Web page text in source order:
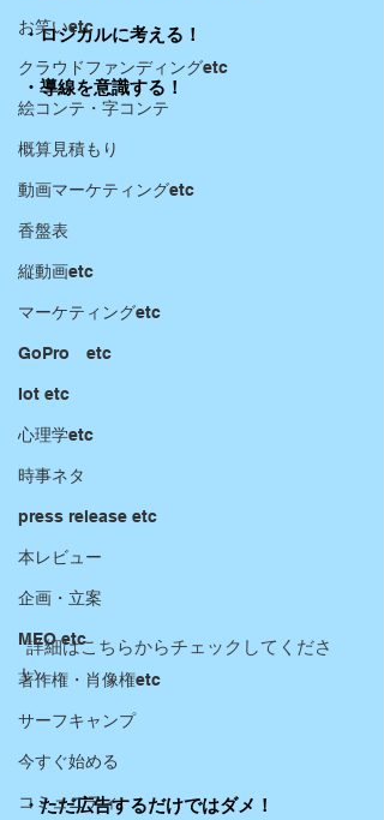
お笑いetc
クラウドファンディングetc
絵コンテ・字コンテ
概算見積もり
動画マーケティングetc
香盤表
縦動画etc
マーケティングetc
GoPro etc
Iot etc
心理学etc
時事ネタ
press release etc
本レビュー
企画・立案
MEO etc
著作権・肖像権etc
サーフキャンプ
今すぐ始める
コミュニティ
・ロジカルに考える！
・導線を意識する！
詳細はこちらからチェックしてくださ
い。
・ただ広告するだけではダメ！